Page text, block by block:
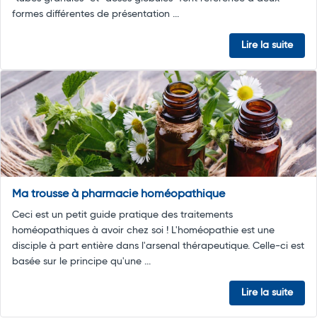
formes différentes de présentation ...
Lire la suite
Ma trousse à pharmacie homéopathique
Ceci est un petit guide pratique des traitements
homéopathiques à avoir chez soi ! L'homéopathie est une
disciple à part entière dans l'arsenal thérapeutique. Celle-ci est
basée sur le principe qu'une ...
Lire la suite